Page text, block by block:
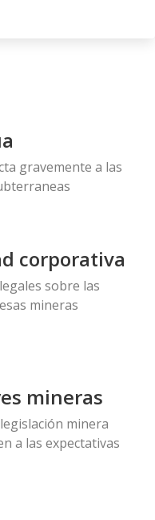
gravemente a las
corporativa
sobre las
mineras
mineras
minera
a las expectativas